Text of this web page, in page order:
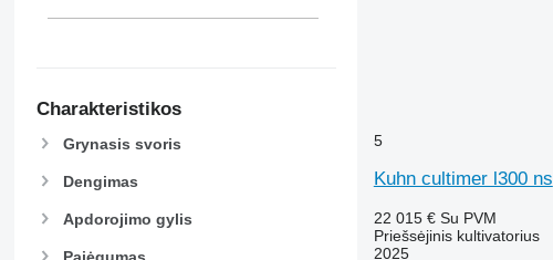
Charakteristikos
Grynasis svoris
Dengimas
Apdorojimo gylis
5
Kuhn cultimer l300 ns
22 015 € Su PVM
Priešsėjinis kultivatorius
2025